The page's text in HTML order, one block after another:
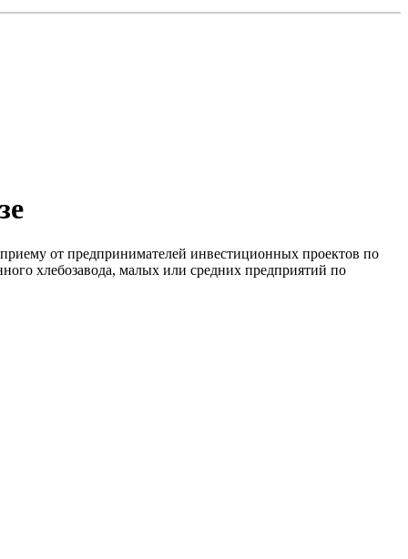
от предпринимателей инвестиционных проектов по
хлебозавода, малых или средних предприятий по